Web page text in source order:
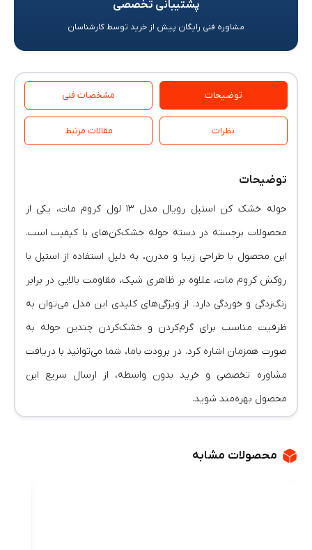
پشتیبانی تخصصی
مشاوره فنی رایگان پیش از خرید توسط کارشناسان
توضیحات مشخصات فنی
نظرات مقالات مرتبط
توضیحات
حوله خشک‌ کن استیل رویال مدل ۱۳ لول کروم مات، یکی از
محصولات برجسته در دسته حوله خشک‌کن‌های با کیفیت است.
این محصول با طراحی زیبا و مدرن، به دلیل استفاده از استیل با
روکش کروم مات، علاوه بر ظاهری شیک، مقاومت بالایی در برابر
زنگ‌زدگی و خوردگی دارد. از ویژگی‌های کلیدی این مدل می‌توان به
ظرفیت مناسب برای گرم‌کردن و خشک‌کردن چندین حوله به
صورت همزمان اشاره کرد. در برودت باما، شما می‌توانید با دریافت
مشاوره تخصصی و خرید بدون واسطه، از ارسال سریع این
محصول بهره‌مند شوید.
محصولات مشابه